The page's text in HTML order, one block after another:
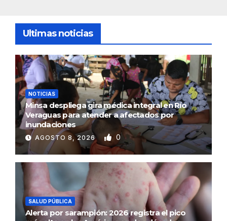
Ultimas noticias
NOTICIAS
Minsa despliega gira médica integral en Río
Veraguas para atender a afectados por
inundaciones
AGOSTO 8, 2026 0
SALUD PÚBLICA
Alerta por sarampión: 2026 registra el pico